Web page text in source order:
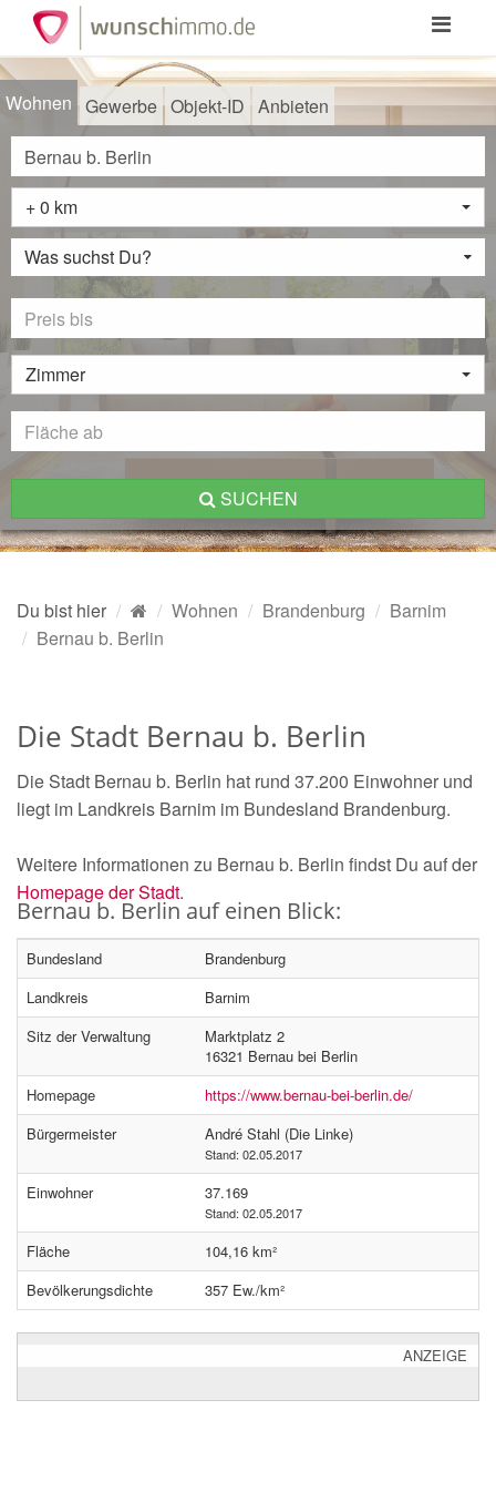
Toggle
Wohnen Gewerbe Objekt-ID Anbieten
+ 0 km
Was suchst Du?
Zimmer
SUCHEN
Du bist hier Wohnen Brandenburg
Barnim
Bernau b. Berlin
Die Stadt Bernau b. Berlin
Die Stadt Bernau b. Berlin hat rund 37.200 Einwohner und
liegt im Landkreis Barnim im Bundesland Brandenburg.
Weitere Informationen zu Bernau b. Berlin findst Du auf der
Homepage der Stadt.
Bernau b. Berlin auf einen Blick:
Bundesland
Brandenburg
Landkreis
Barnim
Sitz der Verwaltung
Marktplatz 2
16321 Bernau bei Berlin
Homepage
https://www.bernau-bei-berlin.de/
Bürgermeister
André Stahl (Die Linke)
Stand: 02.05.2017
Einwohner 37.169
Stand: 02.05.2017
Fläche
104,16 km²
Bevölkerungsdichte
357 Ew./km²
ANZEIGE